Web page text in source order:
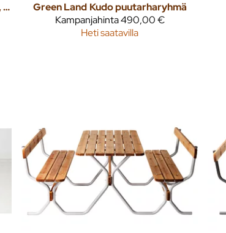
Parken istuinryhmä 6-p, alum, musta
Green Land Kudo puutarharyhmä
Kampanjahinta490,00 €
Heti saatavilla